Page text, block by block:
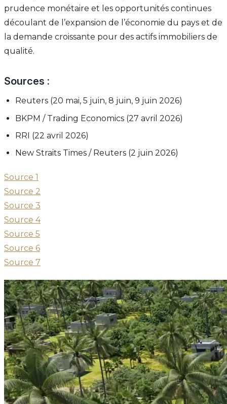
prudence monétaire et les opportunités continues
découlant de l’expansion de l’économie du pays et de
la demande croissante pour des actifs immobiliers de
qualité.
Sources :
Reuters (20 mai, 5 juin, 8 juin, 9 juin 2026)
BKPM / Trading Economics (27 avril 2026)
RRI (22 avril 2026)
New Straits Times / Reuters (2 juin 2026)
Source 1
Source 2
Source 3
Source 4
Source 5
Source 6
Source 7